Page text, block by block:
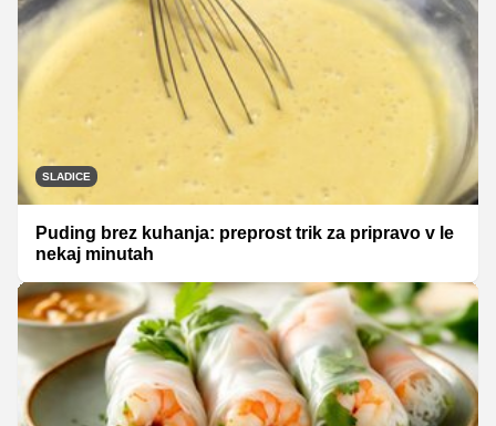
SLADICE
Puding brez kuhanja: preprost trik za pripravo v le
nekaj minutah